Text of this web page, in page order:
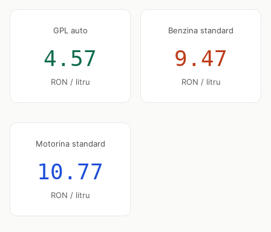
GPL auto
4.57
RON / litru
Benzina standard
9.47
RON / litru
Motorina standard
10.77
RON / litru